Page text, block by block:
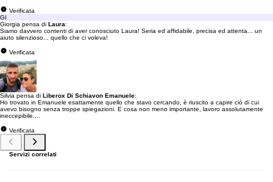
Verificata
GI
Giorgia pensa di Laura:
Siamo davvero contenti di aver conosciuto Laura! Seria ed affidabile, precisa ed attenta... un
aiuto silenzioso... quello che ci voleva!
Verificata
Silvia pensa di Liberox Di Schiavon Emanuele:
Ho trovato in Emanuele esattamente quello che stavo cercando, è riuscito a capire ciò di cui
avevo bisogno senza troppe spiegazioni. E cosa non meno importante, lavoro assolutamente
ineccepibile....
Verificata
Servizi correlati